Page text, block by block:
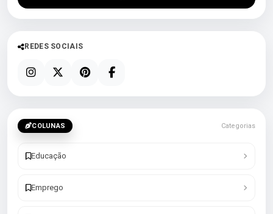
REDES SOCIAIS
COLUNAS Categorias
Educação
Emprego